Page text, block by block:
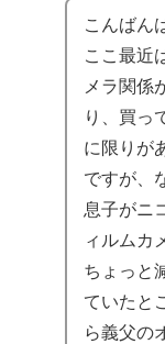
こんばん
ここ最近
メラ関係
り、買っ
に限りが
ですが、
息子がニ
ィルムカ
ちょっと
ていたと
ら義父の